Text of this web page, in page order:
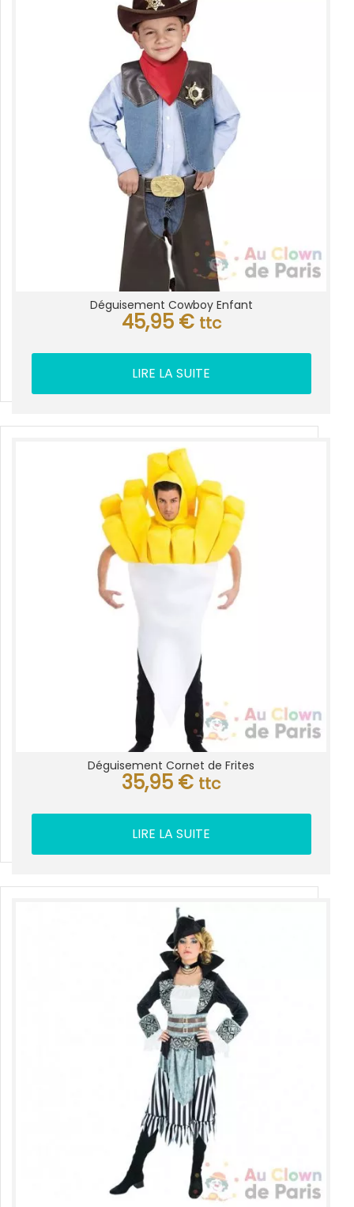
Déguisement Cowboy Enfant
45,95 € ttc
LIRE LA SUITE
Déguisement Cornet de Frites
35,95 € ttc
LIRE LA SUITE